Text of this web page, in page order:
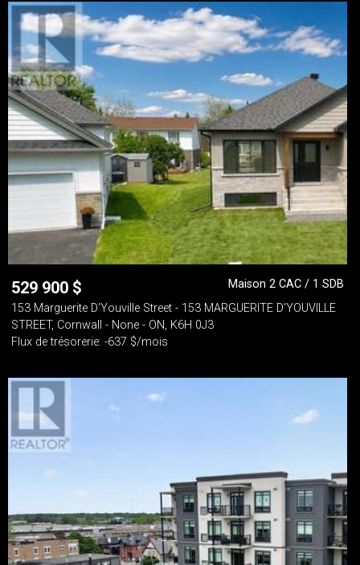
529 900 $
Maison 2 CAC / 1 SDB
153 Marguerite D'Youville Street - 153 MARGUERITE D'YOUVILLE
STREET, Cornwall - None - ON, K6H 0J3
Flux de trésorerie: -637 $/mois